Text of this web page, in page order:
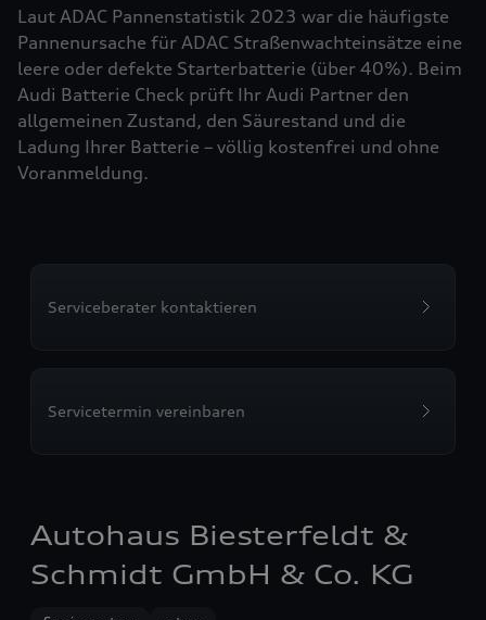
Laut ADAC Pannenstatistik 2023 war die häufigste
Pannenursache für ADAC Straßenwachteinsätze eine
leere oder defekte Starterbatterie (über 40%). Beim
Audi Batterie Check prüft Ihr Audi Partner den
allgemeinen Zustand, den Säurestand und die
Ladung Ihrer Batterie – völlig kostenfrei und ohne
Voranmeldung.
Serviceberater kontaktieren
Servicetermin vereinbaren
Autohaus Biesterfeldt &
Schmidt GmbH & Co. KG